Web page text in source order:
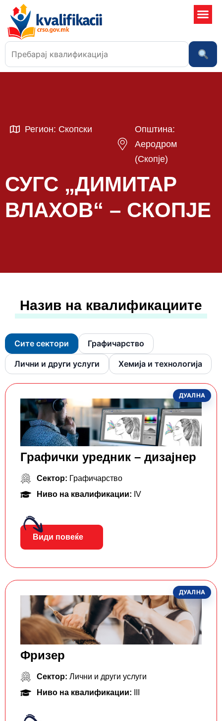
Регион: Скопски
Општина:
Аеродром
(Скопје)
СУГС „ДИМИТАР
ВЛАХОВ“ – СКОПЈЕ
Назив на квалификациите
Сите сектори Графичарство
Лични и други услуги Хемија и технологија
ДУАЛНА
Графички уредник – дизајнер
Сектор: Графичарство
Ниво на квалификации: IV
Види повеќе
ДУАЛНА
Фризер
Сектор: Лични и други услуги
Ниво на квалификации: